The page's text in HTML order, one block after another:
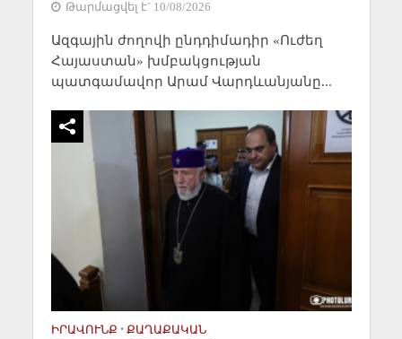
Թարմացվել է` 10/08/2026
Ազգային ժողովի ընդդիմադիր «Ուժեղ
Հայաստան» խմբակցության
պատգամավոր Արամ Վարդևանյանը...
ԻՐԱՎՈՒՆՔ • ՔԱՂԱՔԱԿԱՆ